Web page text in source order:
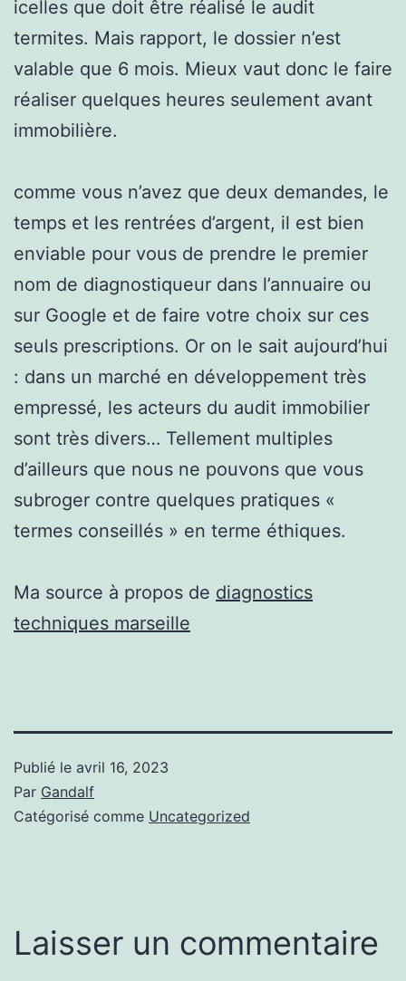
icelles que doit être réalisé le audit
termites. Mais rapport, le dossier n’est
valable que 6 mois. Mieux vaut donc le faire
réaliser quelques heures seulement avant
immobilière.
comme vous n’avez que deux demandes, le
temps et les rentrées d’argent, il est bien
enviable pour vous de prendre le premier
nom de diagnostiqueur dans l’annuaire ou
sur Google et de faire votre choix sur ces
seuls prescriptions. Or on le sait aujourd’hui
: dans un marché en développement très
empressé, les acteurs du audit immobilier
sont très divers… Tellement multiples
d’ailleurs que nous ne pouvons que vous
subroger contre quelques pratiques «
termes conseillés » en terme éthiques.
Ma source à propos de diagnostics
techniques marseille
Publié le avril 16, 2023
Par Gandalf
Catégorisé comme Uncategorized
Laisser un commentaire